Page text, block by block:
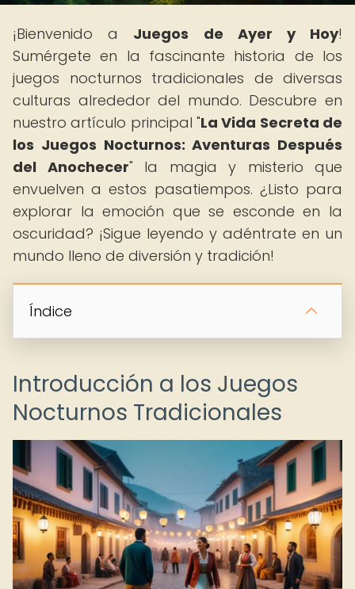
¡Bienvenido a Juegos de Ayer y Hoy!
Sumérgete en la fascinante historia de los
juegos nocturnos tradicionales de diversas
culturas alrededor del mundo. Descubre en
nuestro artículo principal "La Vida Secreta de
los Juegos Nocturnos: Aventuras Después
del Anochecer" la magia y misterio que
envuelven a estos pasatiempos. ¿Listo para
explorar la emoción que se esconde en la
oscuridad? ¡Sigue leyendo y adéntrate en un
mundo lleno de diversión y tradición!
Índice
Introducción a los Juegos
Nocturnos Tradicionales